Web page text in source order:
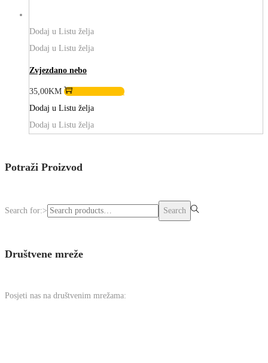
Dodaj u Listu želja
Dodaj u Listu želja
Zvjezdano nebo
35,00KM
Odaberi opcije
Dodaj u Listu želja
Dodaj u Listu želja
Potraži Proizvod
Search for:> Search
Društvene mreže
Posjeti nas na društvenim mrežama: